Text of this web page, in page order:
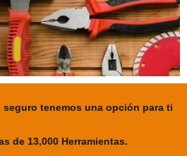
tenemos una opción para ti
de 13,000 Herramientas.